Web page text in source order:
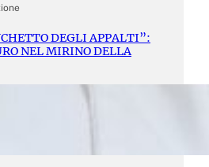
DEGLI APPALTI”:
NEL MIRINO DELLA